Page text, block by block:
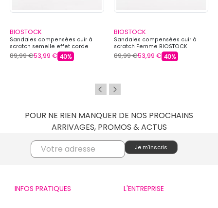
BIOSTOCK
Sandales compensées cuir à
scratch semelle effet corde
Femme BIOSTOCK
89,99 €53,99 € 40%
BIOSTOCK
Sandales compensées cuir à
scratch Femme BIOSTOCK
89,99 €53,99 € 40%
POUR NE RIEN MANQUER DE NOS PROCHAINS
ARRIVAGES, PROMOS & ACTUS
INFOS PRATIQUES L'ENTREPRISE